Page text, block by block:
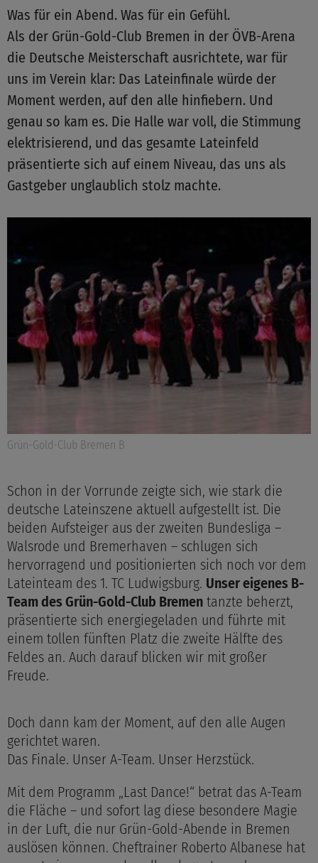
Was für ein Abend. Was für ein Gefühl.
Als der Grün-Gold-Club Bremen in der ÖVB-Arena
die Deutsche Meisterschaft ausrichtete, war für
uns im Verein klar: Das Lateinfinale würde der
Moment werden, auf den alle hinfiebern. Und
genau so kam es. Die Halle war voll, die Stimmung
elektrisierend, und das gesamte Lateinfeld
präsentierte sich auf einem Niveau, das uns als
Gastgeber unglaublich stolz machte.
Grün-Gold-Club Bremen B
Schon in der Vorrunde zeigte sich, wie stark die
deutsche Lateinszene aktuell aufgestellt ist. Die
beiden Aufsteiger aus der zweiten Bundesliga –
Walsrode und Bremerhaven – schlugen sich
hervorragend und positionierten sich noch vor dem
Lateinteam des 1. TC Ludwigsburg. Unser eigenes B-
Team des Grün-Gold-Club Bremen tanzte beherzt,
präsentierte sich energiegeladen und führte mit
einem tollen fünften Platz die zweite Hälfte des
Feldes an. Auch darauf blicken wir mit großer
Freude.
Doch dann kam der Moment, auf den alle Augen
gerichtet waren.
Das Finale. Unser A-Team. Unser Herzstück.
Mit dem Programm „Last Dance!“ betrat das A-Team
die Fläche – und sofort lag diese besondere Magie
in der Luft, die nur Grün-Gold-Abende in Bremen
auslösen können. Cheftrainer Roberto Albanese hat